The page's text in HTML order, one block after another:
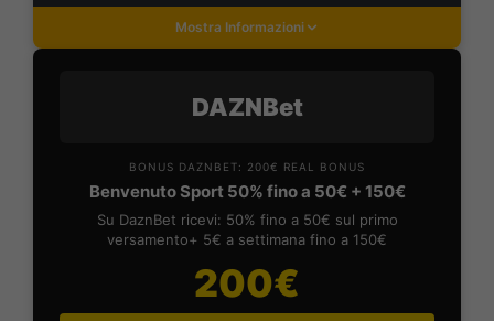
Mostra Informazioni
DAZNBet
BONUS DAZNBET: 200€ REAL BONUS
Benvenuto Sport 50% fino a 50€ + 150€
Su DaznBet ricevi: 50% fino a 50€ sul primo
versamento+ 5€ a settimana fino a 150€
200€